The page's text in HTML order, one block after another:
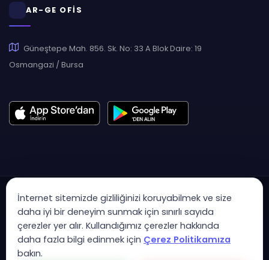
AR-GE OFİS
Güneştepe Mah. 856. Sk. No: 33 A Blok Daire: 19
Osmangazi / Bursa
Copyright © 2007 - 2026 Hukas | Hukuk Asistan • Tüm Hakları
Saklıdır
İnternet sitemizde gizliliğinizi koruyabilmek ve size
daha iyi bir deneyim sunmak için sınırlı sayıda
çerezler yer alır. Kullandığımız çerezler hakkında
daha fazla bilgi edinmek için Çerez Politikamıza
bakın.